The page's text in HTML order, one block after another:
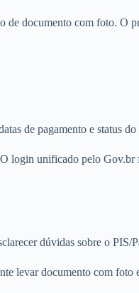
de documento com foto. O
de pagamento e status
login unificado pelo Gov.br
dúvidas sobre o PIS/
levar documento com foto